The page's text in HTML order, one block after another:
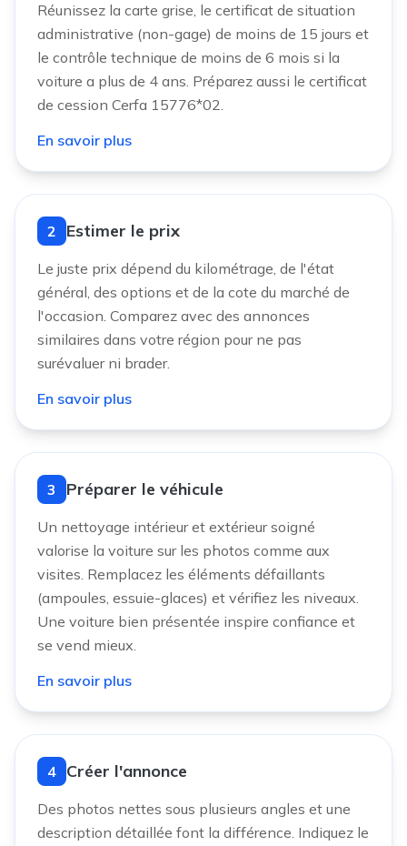
Réunissez la carte grise, le certificat de situation
administrative (non-gage) de moins de 15 jours et
le contrôle technique de moins de 6 mois si la
voiture a plus de 4 ans. Préparez aussi le certificat
de cession Cerfa 15776*02.
En savoir plus
2 Estimer le prix
Le juste prix dépend du kilométrage, de l'état
général, des options et de la cote du marché de
l'occasion. Comparez avec des annonces
similaires dans votre région pour ne pas
surévaluer ni brader.
En savoir plus
3 Préparer le véhicule
Un nettoyage intérieur et extérieur soigné
valorise la voiture sur les photos comme aux
visites. Remplacez les éléments défaillants
(ampoules, essuie-glaces) et vérifiez les niveaux.
Une voiture bien présentée inspire confiance et
se vend mieux.
En savoir plus
4 Créer l'annonce
Des photos nettes sous plusieurs angles et une
description détaillée font la différence. Indiquez le